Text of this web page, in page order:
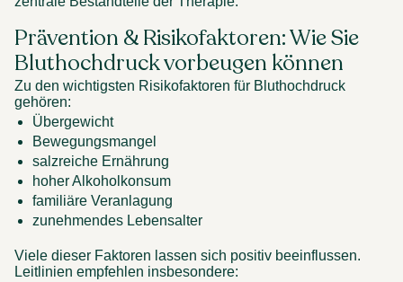
Prävention & Risikofaktoren: Wie Sie
Bluthochdruck vorbeugen können
Zu den wichtigsten Risikofaktoren für Bluthochdruck
gehören:
Übergewicht
Bewegungsmangel
salzreiche Ernährung
hoher Alkoholkonsum
familiäre Veranlagung
zunehmendes Lebensalter
Viele dieser Faktoren lassen sich positiv beeinflussen.
Leitlinien empfehlen insbesondere: